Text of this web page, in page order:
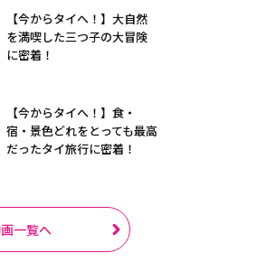
【今からタイへ！】大自然
を満喫した三つ子の大冒険
に密着！
【今からタイへ！】食・
宿・景色どれをとっても最高
だったタイ旅行に密着！
一覧へ